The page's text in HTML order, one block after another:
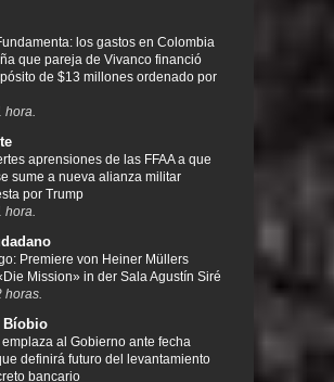
los gastos en Colombia
que pareja de Vivanco financió
de $13 millones ordenado por
hora.
aprensiones de las FFAA a que
sume a nueva alianza militar
por Trump
hora.
Premiere von Heiner Müllers
Mission» in der Sala Agustín Siré
horas.
Bíobio
al Gobierno ante fecha
definirá futuro del levantamiento
bancario